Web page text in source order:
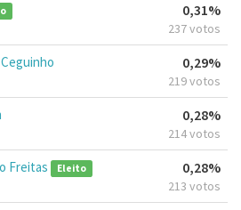
0,31%
237 votos
0,29%
219 votos
0,28%
214 votos
Freitas Eleito 0,28%
213 votos